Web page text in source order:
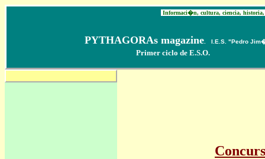
Informaci�n, cultura, ciencia, historia,
PYTHAGORAs magazine . I.E.S. "Pedro
Primer ciclo de E.S.O.